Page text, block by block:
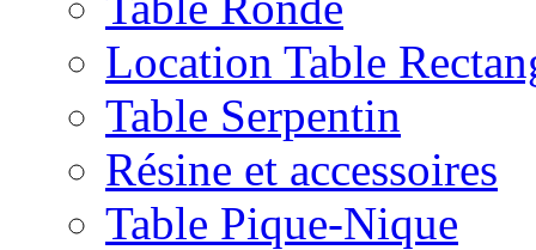
Location Table
Table Serpentin
Résine et accessoires
Table Pique-Nique